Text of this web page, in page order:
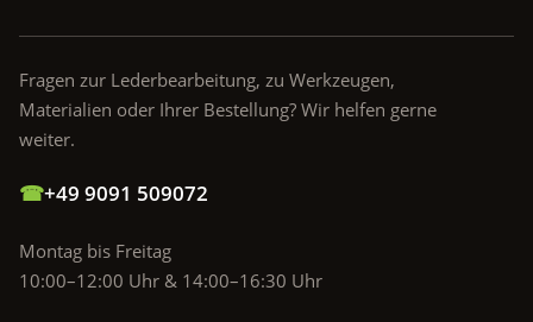
Fragen zur Lederbearbeitung, zu Werkzeugen,
Materialien oder Ihrer Bestellung? Wir helfen gerne
weiter.
☎+49 9091 509072
Montag bis Freitag
10:00–12:00 Uhr & 14:00–16:30 Uhr